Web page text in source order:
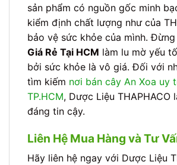
sản phẩm có nguồn gốc minh
kiểm định chất lượng như của
bảo vệ sức khỏe của mình.
Giá Rẻ Tại HCM làm lu mờ yếu
bởi sức khỏe là vô giá. Đối với
tìm kiếm nơi bán cây An Xoa uy
TP.HCM, Dược Liệu THAPHACO
đáng tin cậy.
Liên Hệ Mua Hàng và Tư
Hãy liên hệ ngay với Dược Liệu